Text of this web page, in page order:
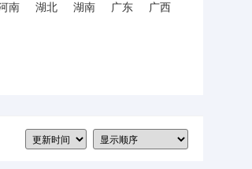
南 湖北 湖南 广东
广西